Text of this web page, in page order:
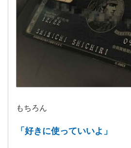
もちろん
「好きに使っていいよ」